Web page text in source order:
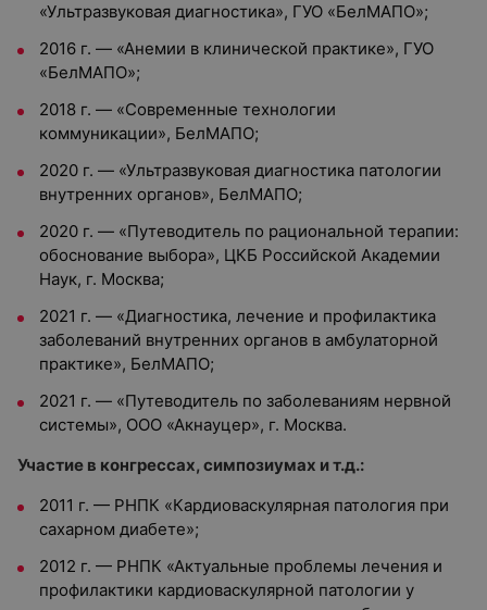
«Ультразвуковая диагностика», ГУО «БелМАПО»;
2016 г. — «Анемии в клинической практике», ГУО
«БелМАПО»;
2018 г. — «Современные технологии
коммуникации», БелМАПО;
2020 г. — «Ультразвуковая диагностика патологии
внутренних органов», БелМАПО;
2020 г. — «Путеводитель по рациональной терапии:
обоснование выбора», ЦКБ Российской Академии
Наук, г. Москва;
2021 г. — «Диагностика, лечение и профилактика
заболеваний внутренних органов в амбулаторной
практике», БелМАПО;
2021 г. — «Путеводитель по заболеваниям нервной
системы», ООО «Акнауцер», г. Москва.
Участие в конгрессах, симпозиумах и т.д.:
2011 г. — РНПК «Кардиоваскулярная патология при
сахарном диабете»;
2012 г. — РНПК «Актуальные проблемы лечения и
профилактики кардиоваскулярной патологии у